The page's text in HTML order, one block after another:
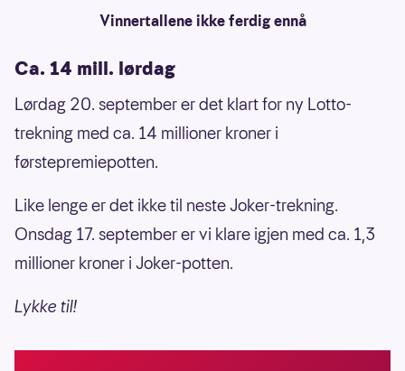
Vinnertallene ikke ferdig ennå
Ca. 14 mill. lørdag
Lørdag 20. september er det klart for ny Lotto-
trekning med ca. 14 millioner kroner i
førstepremiepotten.
Like lenge er det ikke til neste Joker-trekning.
Onsdag 17. september er vi klare igjen med ca. 1,3
millioner kroner i Joker-potten.
Lykke til!